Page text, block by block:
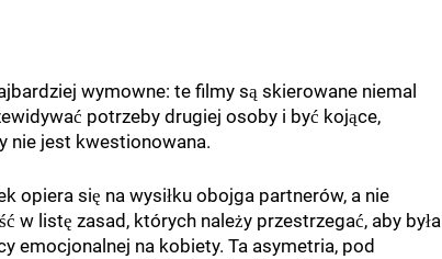
wymowne: te filmy są skierowane niemal
potrzeby drugiej osoby i być kojące,
nie jest kwestionowana.
opiera się na wysiłku obojga partnerów, a nie
w listę zasad, których należy przestrzegać, aby była
emocjonalnej na kobiety. Ta asymetria, pod